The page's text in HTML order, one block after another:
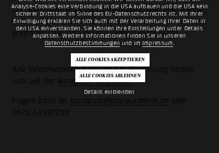
Analyse-Cookies eine Verbindung in die USA aufbauen und die USA kein
sicherer Drittstaat im Sinne des EU-Datenschutzrechts ist. Mit Ihrer
Einwilligung erklären Sie sich auch mit der Verarbeitung Ihrer Daten in
den USA einverstanden. Sie können Ihre Einstellungen unter Details
anpassen. Weitere Informationen finden Sie in unseren
Datenschutzbestimmungen und im Impressum .
Details einblenden
den Bandpool-Acts außerdem regelmäßig eine Bühne,
sich einem breiten Publikum zu präsentieren und die
erlernten Coaching-Inhalte direkt umzusetzen.
Alle Informationen rund um die Bewerbung finden
sich auf der Bandpool-Webseite.
Fragen bitte an bandpool@popakademie.de oder
0621 53397230